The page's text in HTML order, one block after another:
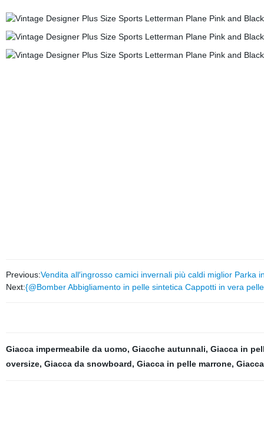
Previous:Vendita all′ingrosso camici invernali più caldi miglior Parka
Next:{@Bomber Abbigliamento in pelle sintetica Cappotti in vera
Giacca impermeabile da uomo, Giacche autunnali, Giacca in
oversize, Giacca da snowboard, Giacca in pelle marrone,